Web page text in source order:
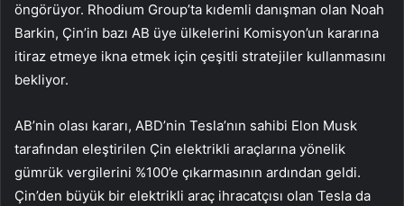
öngörüyor. Rhodium Group’ta kıdemli danışman olan Noah
Barkin, Çin’in bazı AB üye ülkelerini Komisyon’un kararına
itiraz etmeye ikna etmek için çeşitli stratejiler kullanmasını
bekliyor.
AB’nin olası kararı, ABD’nin Tesla’nın sahibi Elon Musk
tarafından eleştirilen Çin elektrikli araçlarına yönelik
gümrük vergilerini %100’e çıkarmasının ardından geldi.
Çin’den büyük bir elektrikli araç ihracatçısı olan Tesla da